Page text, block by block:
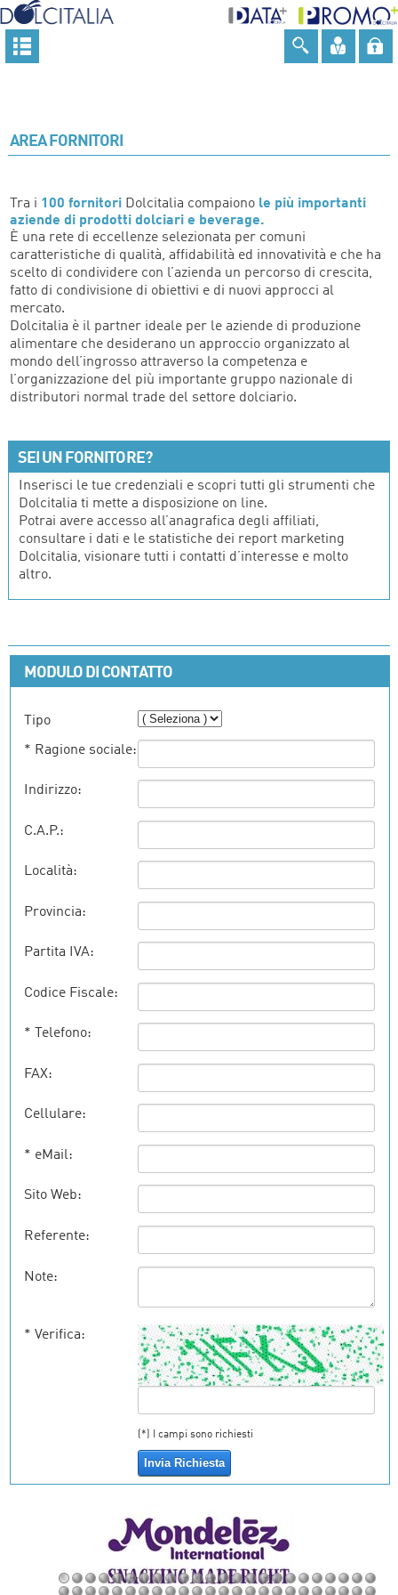
AREA FORNITORI
Tra i 100 fornitoriDolcitalia compaiono le più importanti
aziende di prodotti dolciari e beverage.
È una rete di eccellenze selezionata per comuni
caratteristiche di qualità, affidabilità ed innovatività e che ha
scelto di condividere con l’azienda un percorso di crescita,
fatto di condivisione di obiettivi e di nuovi approcci al
mercato.
Dolcitalia è il partner ideale per le aziende di produzione
alimentare che desiderano un approccio organizzato al
mondo dell’ingrosso attraverso la competenza e
l’organizzazione del più importante gruppo nazionale di
distributori normal trade del settore dolciario.
SEI UN FORNITORE?
Inserisci le tue credenziali e scopri tutti gli strumenti che
Dolcitalia ti mette a disposizione on line.
Potrai avere accesso all’anagrafica degli affiliati,
consultare i dati e le statistiche dei report marketing
Dolcitalia, visionare tutti i contatti d’interesse e molto
altro.
MODULO DI CONTATTO
Tipo
* Ragione sociale:
Indirizzo:
C.A.P.:
Località:
Provincia:
Partita IVA:
Codice Fiscale:
* Telefono:
FAX:
Cellulare:
* eMail:
Sito Web:
Referente:
Note:
* Verifica:
(*) I campi sono richiesti